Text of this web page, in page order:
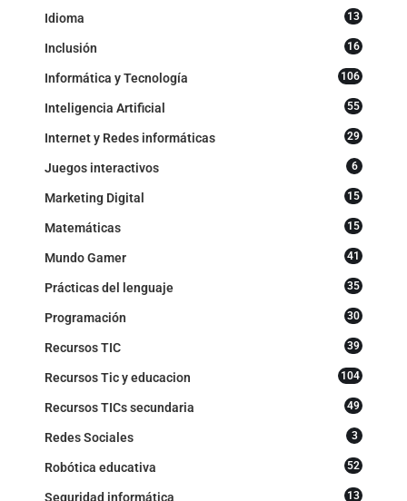
Idioma 13
Inclusión 16
Informática y Tecnología 106
Inteligencia Artificial 55
Internet y Redes informáticas 29
Juegos interactivos 6
Marketing Digital 15
Matemáticas 15
Mundo Gamer 41
Prácticas del lenguaje 35
Programación 30
Recursos TIC 39
Recursos Tic y educacion 104
Recursos TICs secundaria 49
Redes Sociales 3
Robótica educativa 52
Seguridad informática 13